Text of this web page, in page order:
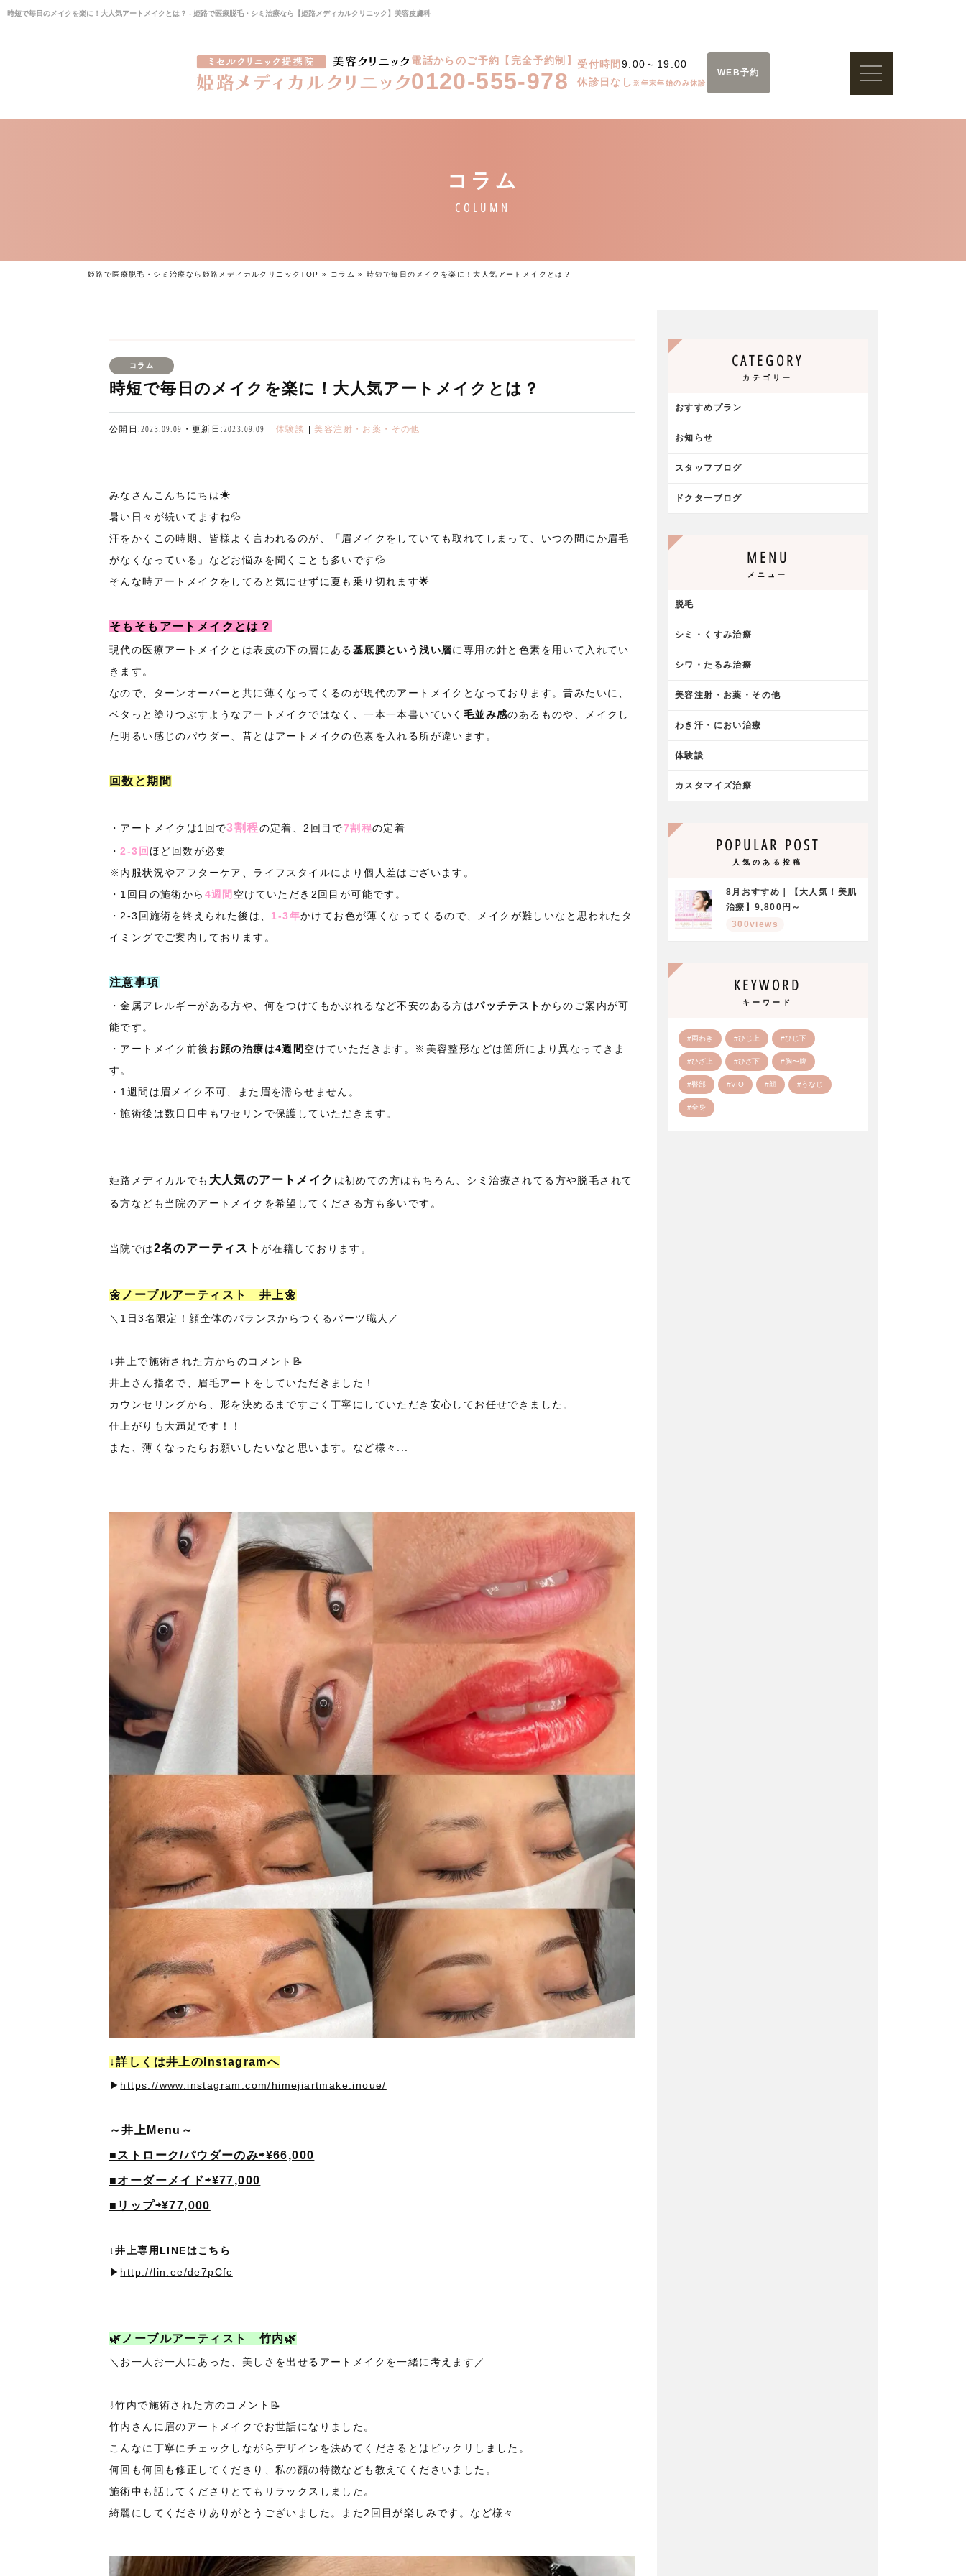
時短で毎日のメイクを楽に！大人気アートメイクとは？ - 姫路で医療脱毛・シミ治療なら【姫路メディカルクリニック】美容皮膚科
電話からのご予約【完全予約制】
0120-555-978
受付時間 9:00～19:00
休診日なし ※年末年始のみ休診
WEB予約
姫路で医療脱毛・シミ治療なら姫路メディカルクリニックTOP » コラム »時短で毎日のメイクを楽に！大人気アートメイクとは？
コラム
時短で毎日のメイクを楽に！大人気アートメイクとは？
公開日:2023.09.09・更新日:2023.09.09 体験談 美容注射・お薬・その他
みなさんこんちにちは☀
暑い日々が続いてますね💦
汗をかくこの時期、皆様よく言われるのが、「眉メイクをしていても取れてしまって、いつの間にか眉毛
がなくなっている」などお悩みを聞くことも多いです💦
そんな時アートメイクをしてると気にせずに夏も乗り切れます🌟
そもそもアートメイクとは？
現代の医療アートメイクとは表皮の下の層にある基底膜という浅い層に専用の針と色素を用いて入れてい
きます。
なので、ターンオーバーと共に薄くなってくるのが現代のアートメイクとなっております。昔みたいに、
ベタっと塗りつぶすようなアートメイクではなく、一本一本書いていく 毛並み感のあるものや、メイクし
た明るい感じのパウダー、昔とはアートメイクの色素を入れる所が違います。
回数と期間
・アートメイクは1回で3割程の定着、2回目で7割程の定着
・2-3回ほど回数が必要
※内服状況やアフターケア、ライフスタイルにより個人差はございます。
・1回目の施術から 4週間 空けていただき2回目が可能です。
・2-3回施術を終えられた後は、 1-3年かけてお色が薄くなってくるので、メイクが難しいなと思われたタ
イミングでご案内しております。
注意事項
・金属アレルギーがある方や、何をつけてもかぶれるなど不安のある方はパッチテスト からのご案内が可
能です。
・アートメイク前後 お顔の治療は4週間 空けていただきます。※美容整形などは箇所により異なってきま
す。
・1週間は眉メイク不可、また眉を濡らせません。
・施術後は数日日中もワセリンで保護していただきます。
姫路メディカルでも 大人気のアートメイク は初めての方はもちろん、シミ治療されてる方や脱毛されて
る方なども当院のアートメイクを希望してくださる方も多いです。
当院では2名のアーティストが在籍しております。
🌼ノーブルアーティスト 井上🌼
＼1日3名限定！顔全体のバランスからつくるパーツ職人／
↓井上で施術された方からのコメント📝
井上さん指名で、眉毛アートをしていただきました！
カウンセリングから、形を決めるまですごく丁寧にしていただき安心してお任せできました。
仕上がりも大満足です！！
また、薄くなったらお願いしたいなと思います。など様々...
↓詳しくは井上のInstagramへ
▶︎ https://www.instagram.com/himejiartmake.inoue/
～井上Menu～
■ストローク/パウダーのみ⇨¥66,000
■オーダーメイド⇨¥77,000
■リップ⇨¥77,000
↓井上専用LINEはこちら
▶︎ http://lin.ee/de7pCfc
🌿ノーブルアーティスト 竹内🌿
＼お一人お一人にあった、美しさを出せるアートメイクを一緒に考えます／
⇩竹内で施術された方のコメント📝
竹内さんに眉のアートメイクでお世話になりました。
こんなに丁寧にチェックし ながらデザインを決めてくださるとはビックリしました。
何回も何回も修正してくださり、私の顔の特徴なども教えてくださいました。
施術中も話してくださりとてもリラックスしました。
綺麗にし てくださりありがとうございました。また2回目が楽しみです。など様々…
CATEGORY
カテゴリー
おすすめプラン
お知らせ
スタッフブログ
ドクターブログ
MENU
メニュー
脱毛
シミ・くすみ治療
シワ・たるみ治療
美容注射・お薬・その他
わき汗・におい治療
体験談
カスタマイズ治療
POPULAR POST
人気のある投稿
8月おすすめ｜【大人気！美肌
治療】9,800円～
300views
KEYWORD
キーワード
#両わき #ひじ上 #ひじ下
#ひざ上 #ひざ下 #胸〜腹
#臀部 #VIO #顔 #うなじ
#全身